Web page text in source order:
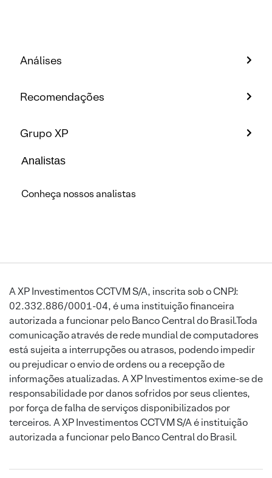
Análises
Recomendações
Grupo XP
Analistas
Conheça nossos analistas
A XP Investimentos CCTVM S/A, inscrita sob o CNPJ:
02.332.886/0001-04, é uma instituição financeira
autorizada a funcionar pelo Banco Central do Brasil.Toda
comunicação através de rede mundial de computadores
está sujeita a interrupções ou atrasos, podendo impedir
ou prejudicar o envio de ordens ou a recepção de
informações atualizadas. A XP Investimentos exime-se de
responsabilidade por danos sofridos por seus clientes,
por força de falha de serviços disponibilizados por
terceiros. A XP Investimentos CCTVM S/A é instituição
autorizada a funcionar pelo Banco Central do Brasil.